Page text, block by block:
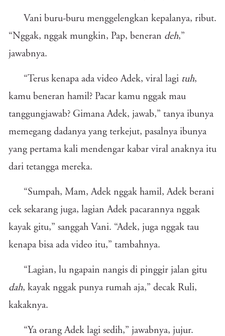
Vani buru-buru menggelengkan kepalanya, ribut.
“Nggak, nggak mungkin, Pap, beneran deh,”
jawabnya.
“Terus kenapa ada video Adek, viral lagi tuh,
kamu beneran hamil? Pacar kamu nggak mau
tanggungjawab? Gimana Adek, jawab,” tanya ibunya
memegang dadanya yang terkejut, pasalnya ibunya
yang pertama kali mendengar kabar viral anaknya itu
dari tetangga mereka.
“Sumpah, Mam, Adek nggak hamil, Adek berani
cek sekarang juga, lagian Adek pacarannya nggak
kayak gitu,” sanggah Vani. “Adek, juga nggak tau
kenapa bisa ada video itu,” tambahnya.
“Lagian, lu ngapain nangis di pinggir jalan gitu
dah, kayak nggak punya rumah aja,” decak Ruli,
kakaknya.
“Ya orang Adek lagi sedih,” jawabnya, jujur.